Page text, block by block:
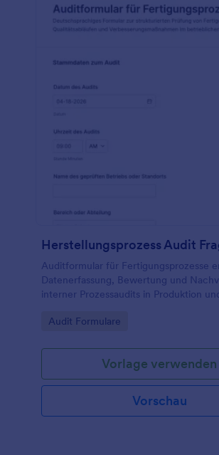
Herstellungsprozess Audit
Auditformular für Fertigungsprozesse
Datenerfassung, Bewertung und
interner Prozessaudits in Produktion
dokumentiert und termingerecht
Go to Category:
Audit Formulare
Vorlage verwenden
Vorschau